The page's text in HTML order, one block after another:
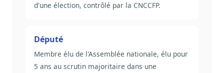
d'une élection, contrôlé par la CNCCFP.
Député
Membre élu de l'Assemblée nationale, élu pour
5 ans au scrutin majoritaire dans une